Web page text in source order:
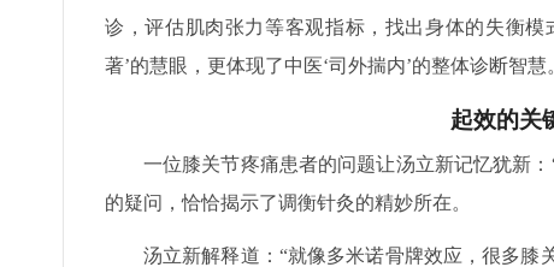
诊，评估肌肉张力等客观指标，找出身体的失衡
著’的慧眼，更体现了中医‘司外揣内’的整体诊断智
起效的关
一位膝关节疼痛患者的问题让汤立新记忆犹新
的疑问，恰恰揭示了调衡针灸的精妙所在。
汤立新解释道：“就像多米诺骨牌效应，很多膝